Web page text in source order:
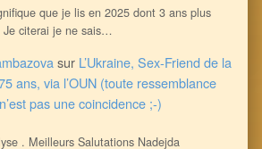
que je lis en 2025 dont 3 ans plus
citerai je ne sais…
sur L’Ukraine, Sex-Friend de la
ans, via l’OUN (toute ressemblance
pas une coincidence ;-)
. Meilleurs Salutations Nadejda